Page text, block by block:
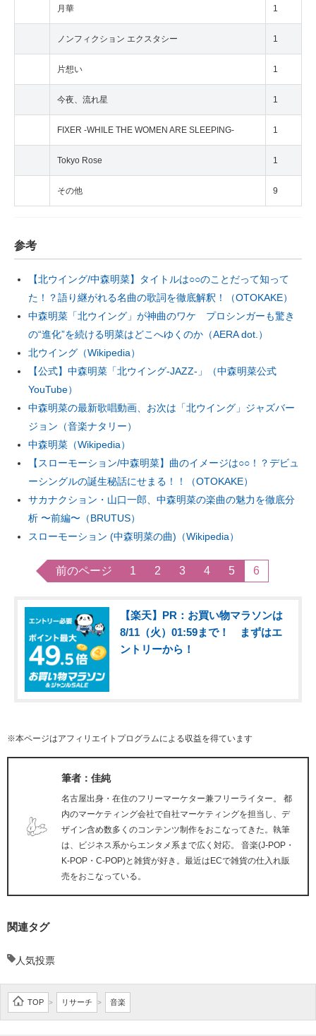
月華 1
ノンフィクション エクスタシー 1
片想い 1
今夜、流れ星 1
FIXER -WHILE THE WOMEN ARE SLEEPING- 1
Tokyo Rose 1
その他 9
参考
【北ウイング/中森明菜】タイトルは○○のことだって知って
た！？語り継がれる名曲の歌詞を徹底解釈！（OTOKAKE）
中森明菜「北ウイング」が神曲のワケ プロシンガーも驚き
の“進化”を続ける明菜はどこへゆくのか（AERA dot.）
北ウイング（Wikipedia）
【公式】中森明菜「北ウイング-JAZZ-」（中森明菜公式
YouTube）
中森明菜の最新歌唱動画、お次は「北ウイング」ジャズバー
ジョン（音楽ナタリー）
中森明菜（Wikipedia）
【スローモーション/中森明菜】曲のイメージは○○！？デビュ
ーシングルの誕生秘話にせまる！！（OTOKAKE）
サカナクション・山口一郎、中森明菜の楽曲の魅力を徹底分
析 〜前編〜（BRUTUS）
スローモーション (中森明菜の曲)（Wikipedia）
前のページ 1 2 3 4 5 6
【楽天】PR：お買い物マラソンは
8/11（火）01:59まで！ まずはエ
ントリーから！
※本ページはアフィリエイトプログラムによる収益を得ています
筆者：佳純
名古屋出身・在住のフリーマーケター兼フリーライター。 都
内のマーケティング会社で自社マーケティングを担当し、デ
ザイン含め数多くのコンテンツ制作をおこなってきた。執筆
は、ビジネス系からエンタメ系まで広く対応。 音楽(J-POP・
K-POP・C-POP)と雑貨が好き。最近はECで雑貨の仕入れ販
売をおこなっている。
関連タグ
人気投票
TOP > リサーチ > 音楽